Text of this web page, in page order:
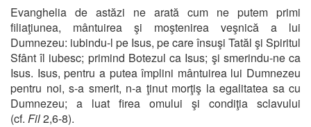
Evanghelia de astăzi ne arată cum ne putem primi
filiaţiunea, mântuirea şi moştenirea veşnică a lui
Dumnezeu: iubindu-l pe Isus, pe care însuşi Tatăl şi Spiritul
Sfânt îl iubesc; primind Botezul ca Isus; şi smerindu-ne ca
Isus. Isus, pentru a putea împlini mântuirea lui Dumnezeu
pentru noi, s-a smerit, n-a ţinut morţiş la egalitatea sa cu
Dumnezeu; a luat firea omului şi condiţia sclavului
(cf. Fil2,6-8).